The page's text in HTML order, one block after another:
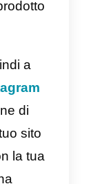
mondo
la
più